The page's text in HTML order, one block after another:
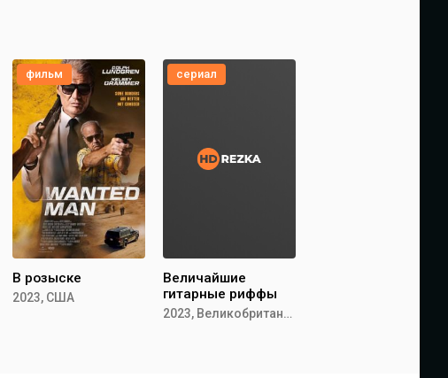
фильм
В розыске
2023, США
сериал
Величайшие
гитарные риффы
2023, Великобритания